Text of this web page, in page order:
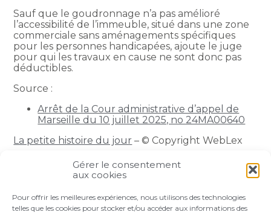
Gérer le consentement
aux cookies
Pour offrir les meilleures expériences, nous utilisons des technologies
telles que les cookies pour stocker et/ou accéder aux informations des
Sauf que le goudronnage n’a pas amélioré
l’accessibilité de l’immeuble, situé dans une zone
commerciale sans aménagements spécifiques
pour les personnes handicapées, ajoute le juge
pour qui les travaux en cause ne sont donc pas
déductibles.
Source :
Arrêt de la Cour administrative d’appel de
Marseille du 10 juillet 2025, no 24MA00640
La petite histoire du jour – © Copyright WebLex
FaceBook
TwitterLinkedIn